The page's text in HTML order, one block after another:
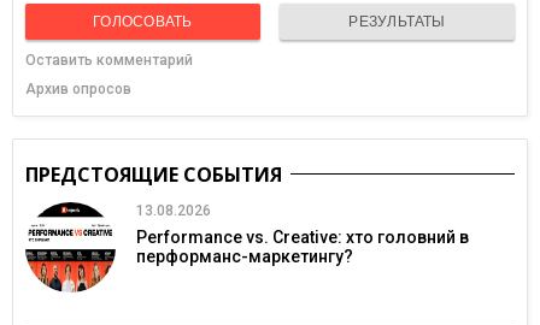
ГОЛОСОВАТЬ РЕЗУЛЬТАТЫ
Оставить комментарий
Архив опросов
ПРЕДСТОЯЩИЕ СОБЫТИЯ
13.08.2026
Performance vs. Creative: хто головний в
перформанс-маркетингу?